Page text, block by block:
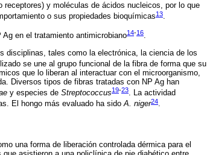
y moléculas de ácidos nucleicos, por lo que
o sus propiedades bioquímicas13.
en el tratamiento antimicrobiano14-16.
disciplinas, tales como la electrónica, la ciencia de los
se une al grupo funcional de la fibra de forma que su
que lo liberan al interactuar con el microorganismo,
Diversos tipos de fibras tratadas con NP Ag han
y especies de Streptococcus19-23. La actividad
El hongo más evaluado ha sidoA. niger24.
una forma de liberación controlada dérmica para el